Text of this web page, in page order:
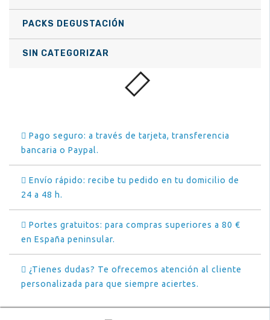
PACKS DEGUSTACIÓN
SIN CATEGORIZAR
Pago seguro: a través de tarjeta, transferencia
bancaria o Paypal.
Envío rápido: recibe tu pedido en tu domicilio de
24 a 48 h.
Portes gratuitos: para compras superiores a 80 €
en España peninsular.
¿Tienes dudas? Te ofrecemos atención al cliente
personalizada para que siempre aciertes.